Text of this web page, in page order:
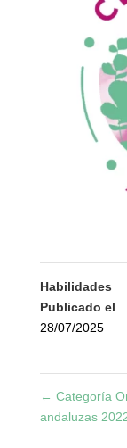
Habilidades
Publicado el
28/07/2025
← Categoría
andaluzas